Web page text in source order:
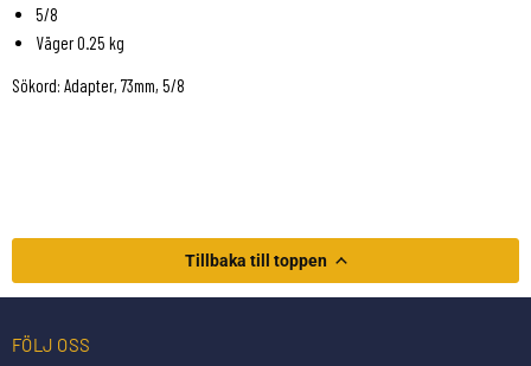
5/8
Väger 0.25 kg
Sökord: Adapter, 73mm, 5/8
Tillbaka till toppen
FÖLJ OSS